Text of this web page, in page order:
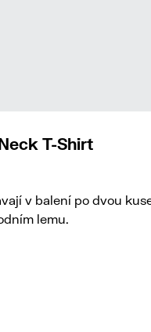
T-Shirt
v balení po dvou
lemu.